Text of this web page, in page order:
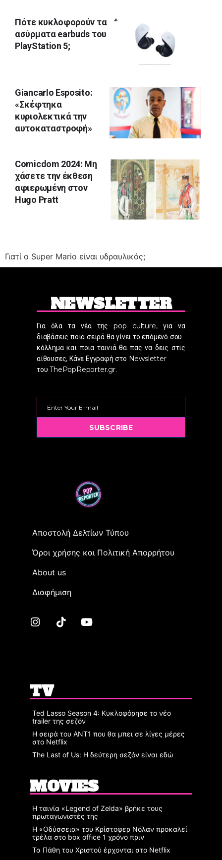
Πότε κυκλοφορούν τα
ασύρματα earbuds του
PlayStation 5;
Giancarlo Esposito:
«Σκέφτηκα
κυριολεκτικά την
αυτοκαταστροφή»
Comicdom 2024: Μη
χάσετε την έκθεση
αφιερωμένη στον
Hugo Pratt
Γιατί ο Super Mario είναι υδραυλικός;
NEWSLETTER
Για όλα τα νέα της pop culture, για να
διαβάσεις ποια σειρά θα γίνει το επόμενό σου
κόλλημα και ποια ταινιά θα πας να δεις στις
αίθουσες, Κάνε Εγγραφή στο Newsletter
του ThePopReporter.gr.
SUBSCRIBE
Αποστολή Δελτίων Τύπου
Όροι χρήσης και Πολιτική Απορρήτου
Αbout us
Διαφήμιση
TV
Ted Lasso Season 4: Κυκλοφόρησε το νέο
trailer της σεζόν
Η σειρά του ΑΝΤ1 που θα μπει σε λίγες μέρες
στο Netflix
The Last of Us: Η δεύτερη σεζόν είναι εδώ
MOVIES
Η ταινία «Legend of Zelda» βρήκε τους
πρωταγωνιστές της
Η «Οδύσσεια» του Κρίστοφερ Νόλαν προκαλεί
τρέλα στο box office 1 χρόνο πριν
Τα Πάθη του Χριστού έρχονται στο Netflix